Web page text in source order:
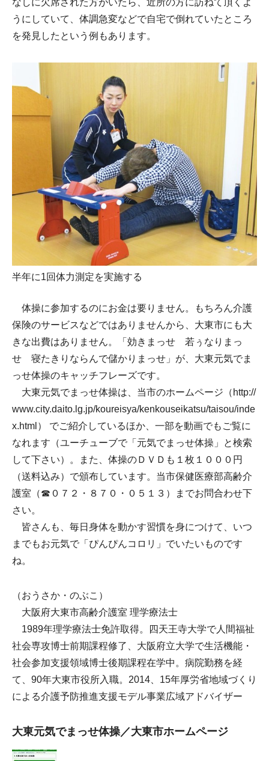
なしに欠席された方がいたら、近所の方に訪ねて頂くよ
うにしていて、体調急変などで自宅で倒れていたところ
を発見したという例もあります。
半年に1回体力測定を実施する
体操に参加するのにお金は要りません。もちろん介護
保険のサービスなどではありませんから、大東市にも大
きな出費はありません。「効きまっせ 若ぅなりまっ
せ 寝たきりならんで儲かりまっせ」が、大東元気でま
っせ体操のキャッチフレーズです。
大東元気でまっせ体操は、当市のホームページ（http://
www.city.daito.lg.jp/koureisya/kenkouseikatsu/taisou/inde
x.html） でご紹介しているほか、一部を動画でもご覧に
なれます（ユーチューブで「元気でまっせ体操」と検索
して下さい）。また、体操のＤＶＤも１枚１０００円
（送料込み）で頒布しています。当市保健医療部高齢介
護室（☎０７２・８７０・０５１３）までお問合わせ下
さい。
皆さんも、毎日身体を動かす習慣を身につけて、いつ
までもお元気で「ぴんぴんコロリ」でいたいものです
ね。
（おうさか・のぶこ）
大阪府大東市高齢介護室 理学療法士
1989年理学療法士免許取得。四天王寺大学で人間福祉
社会専攻博士前期課程修了、大阪府立大学で生活機能・
社会参加支援領域博士後期課程在学中。病院勤務を経
て、90年大東市役所入職。2014、15年厚労省地域づくり
による介護予防推進支援モデル事業広域アドバイザー
大東元気でまっせ体操／大東市ホームページ